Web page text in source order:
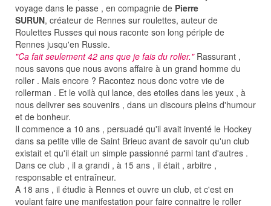
voyage dans le passe , en compagnie de Pierre
SURUN, créateur de Rennes sur roulettes, auteur de
Roulettes Russes qui nous raconte son long périple de
Rennes jusqu'en Russie.
"Ca fait seulement 42 ans que je fais du roller."Rassurant ,
nous savons que nous avons affaire à un grand homme du
roller . Mais encore ? Racontez nous donc votre vie de
rollerman . Et le voilà qui lance, des etoiles dans les yeux , à
nous delivrer ses souvenirs , dans un discours pleins d'humour
et de bonheur.
Il commence a 10 ans , persuadé qu'il avait inventé le Hockey
dans sa petite ville de Saint Brieuc avant de savoir qu'un club
existait et qu'il était un simple passionné parmi tant d'autres .
Dans ce club , il a grandi , à 15 ans , il était , arbitre ,
responsable et entraîneur.
A 18 ans , il étudie à Rennes et ouvre un club, et c'est en
voulant faire une manifestation pour faire connaitre le roller